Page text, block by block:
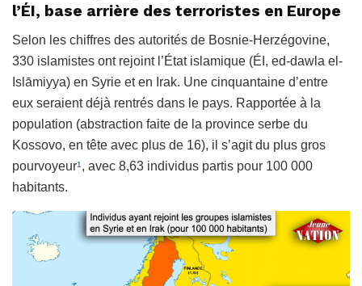
l’ÉI, base arrière des terroristes en Europe
Selon les chiffres des autorités de Bosnie-Herzégovine,
330 islamistes ont rejoint l’État islamique (ÉI, ed-dawla el-
Islāmiyya) en Syrie et en Irak. Une cinquantaine d’entre
eux seraient déjà rentrés dans le pays. Rapportée à la
population (abstraction faite de la province serbe du
Kossovo, en tête avec plus de 16), il s’agit du plus gros
pourvoyeur1, avec 8,63 individus partis pour 100 000
habitants.